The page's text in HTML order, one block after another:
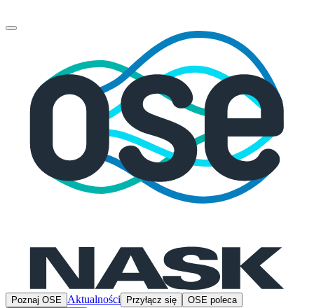
Poznaj OSE Aktualności Przyłącz się
OSE poleca